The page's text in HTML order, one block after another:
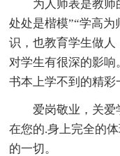
为人师表是教师
处处是楷模”“学高
识，也教育学生做
对学生有很深的影
书本上学不到的精彩
爱岗敬业，关
在您的.身上完全的
的一切。